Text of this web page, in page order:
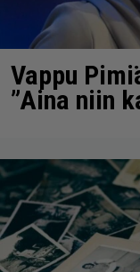
Vappu
”Aina niin